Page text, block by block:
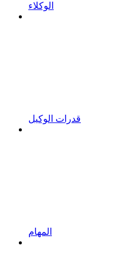
الوكلاء
قدرات الوكيل
المهام